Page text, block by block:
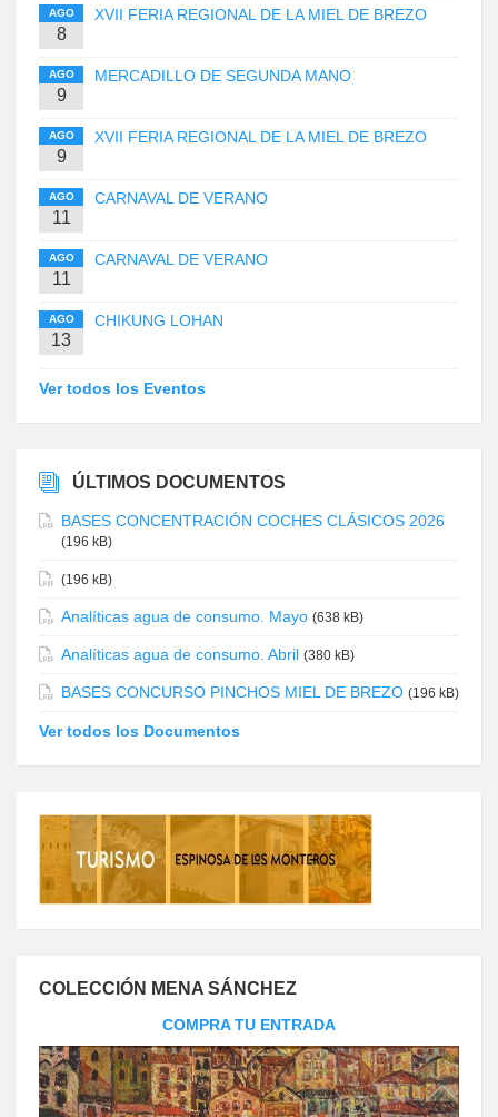
AGO
8
XVII FERIA REGIONAL DE LA MIEL DE BREZO
AGO
9
MERCADILLO DE SEGUNDA MANO
AGO
9
XVII FERIA REGIONAL DE LA MIEL DE BREZO
AGO
11
CARNAVAL DE VERANO
AGO
11
CARNAVAL DE VERANO
AGO
13
CHIKUNG LOHAN
Ver todos los Eventos
ÚLTIMOS DOCUMENTOS
BASES CONCENTRACIÓN COCHES CLÁSICOS 2026
(196 kB)
(196 kB)
Analíticas agua de consumo. Mayo (638 kB)
Analíticas agua de consumo. Abril (380 kB)
BASES CONCURSO PINCHOS MIEL DE BREZO (196 kB)
Ver todos los Documentos
COLECCIÓN MENA SÁNCHEZ
COMPRA TU ENTRADA